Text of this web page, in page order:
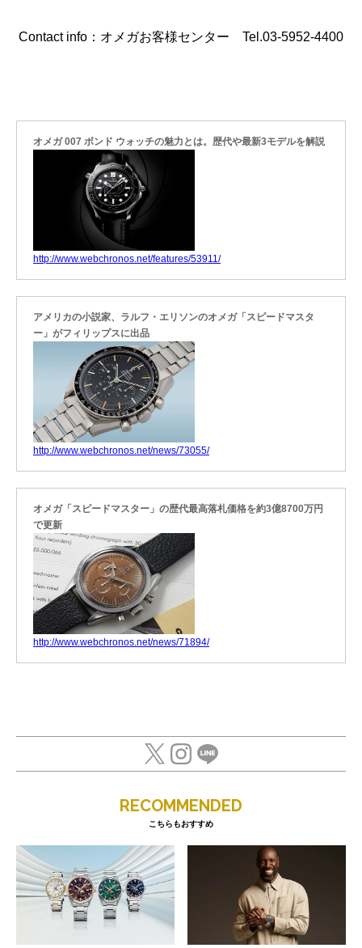
Contact info：オメガお客様センター Tel.03-5952-4400
オメガ 007 ボンド ウォッチの魅力とは。歴代や最新3モデルを解説
http://www.webchronos.net/features/53911/
アメリカの小説家、ラルフ・エリソンのオメガ「スピードマスタ
ー」がフィリップスに出品
http://www.webchronos.net/news/73055/
オメガ「スピードマスター」の歴代最高落札価格を約3億8700万円
で更新
http://www.webchronos.net/news/71894/
RECOMMENDED
こちらもおすすめ